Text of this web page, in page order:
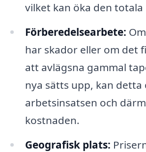
vilket kan öka den
Förberedelsearbete:
har skador eller om det
att avlägsna gammal
nya sätts upp, kan detta
arbetsinsatsen och
kostnaden.
Geografisk plats: